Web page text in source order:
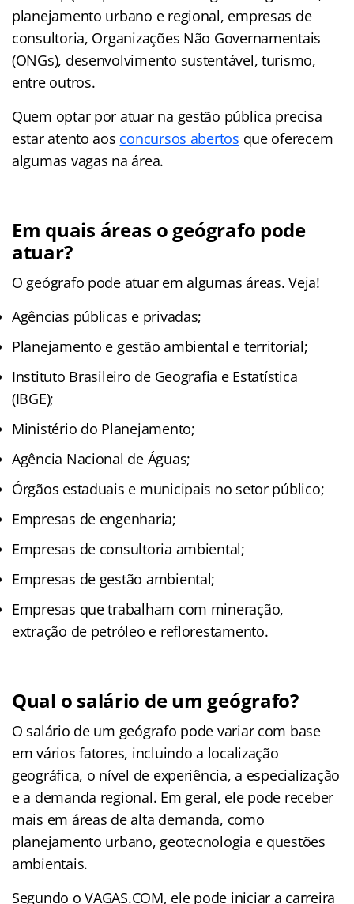
planejamento urbano e regional, empresas de
consultoria, Organizações Não Governamentais
(ONGs), desenvolvimento sustentável, turismo,
entre outros.
Quem optar por atuar na gestão pública precisa
estar atento aos concursos abertos que oferecem
algumas vagas na área.
Em quais áreas o geógrafo pode
atuar?
O geógrafo pode atuar em algumas áreas. Veja!
Agências públicas e privadas;
Planejamento e gestão ambiental e territorial;
Instituto Brasileiro de Geografia e Estatística
(IBGE);
Ministério do Planejamento;
Agência Nacional de Águas;
Órgãos estaduais e municipais no setor público;
Empresas de engenharia;
Empresas de consultoria ambiental;
Empresas de gestão ambiental;
Empresas que trabalham com mineração,
extração de petróleo e reflorestamento.
Qual o salário de um geógrafo?
O salário de um geógrafo pode variar com base
em vários fatores, incluindo a localização
geográfica, o nível de experiência, a especialização
e a demanda regional. Em geral, ele pode receber
mais em áreas de alta demanda, como
planejamento urbano, geotecnologia e questões
ambientais.
Segundo o VAGAS.COM, ele pode iniciar a carreira